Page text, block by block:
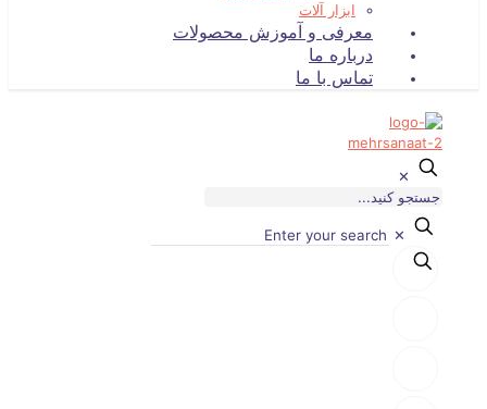
ابزار آلات
معرفی و آموزش محصولات
درباره ما
تماس با ما
✕
✕